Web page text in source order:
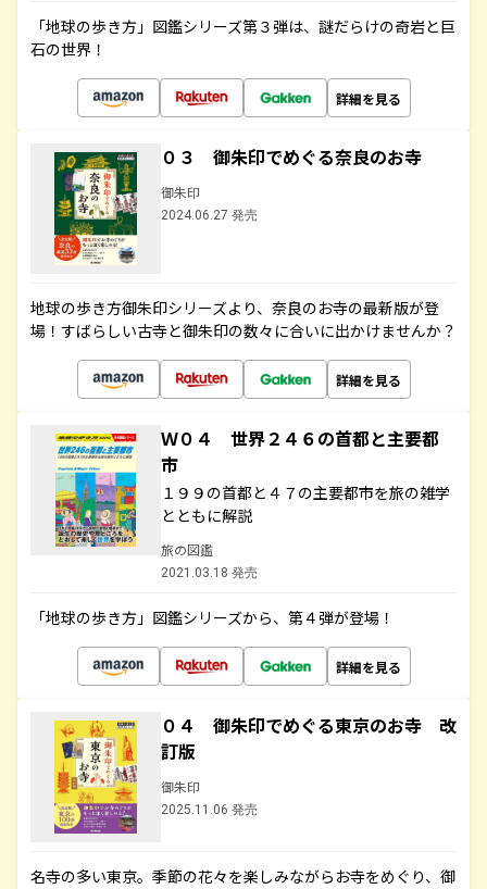
「地球の歩き方」図鑑シリーズ第３弾は、謎だらけの奇岩と巨
石の世界！
詳細を見る
０３ 御朱印でめぐる奈良のお寺
御朱印
2024.06.27 発売
地球の歩き方御朱印シリーズより、奈良のお寺の最新版が登
場！すばらしい古寺と御朱印の数々に合いに出かけませんか？
詳細を見る
Ｗ０４ 世界２４６の首都と主要都
市
１９９の首都と４７の主要都市を旅の雑学
とともに解説
旅の図鑑
2021.03.18 発売
「地球の歩き方」図鑑シリーズから、第４弾が登場！
詳細を見る
０４ 御朱印でめぐる東京のお寺 改
訂版
御朱印
2025.11.06 発売
名寺の多い東京。季節の花々を楽しみながらお寺をめぐり、御